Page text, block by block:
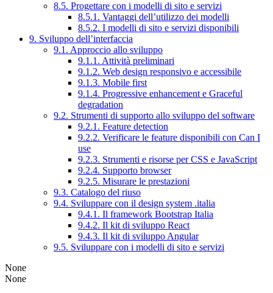
8.5. Progettare con i modelli di sito e servizi
8.5.1. Vantaggi dell’utilizzo dei modelli
8.5.2. I modelli di sito e servizi disponibili
9. Sviluppo dell’interfaccia
9.1. Approccio allo sviluppo
9.1.1. Attività preliminari
9.1.2. Web design responsivo e accessibile
9.1.3. Mobile first
9.1.4. Progressive enhancement e Graceful
degradation
9.2. Strumenti di supporto allo sviluppo del software
9.2.1. Feature detection
9.2.2. Verificare le feature disponibili con Can I
use
9.2.3. Strumenti e risorse per CSS e JavaScript
9.2.4. Supporto browser
9.2.5. Misurare le prestazioni
9.3. Catalogo del riuso
9.4. Sviluppare con il design system .italia
9.4.1. Il framework Bootstrap Italia
9.4.2. Il kit di sviluppo React
9.4.3. Il kit di sviluppo Angular
9.5. Sviluppare con i modelli di sito e servizi
None
None